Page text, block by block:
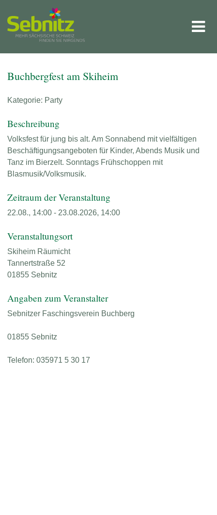
Buchbergfest am Skiheim
Kategorie: Party
Beschreibung
Volksfest für jung bis alt. Am Sonnabend mit vielfältigen
Beschäftigungsangeboten für Kinder, Abends Musik und
Tanz im Bierzelt. Sonntags Frühschoppen mit
Blasmusik/Volksmusik.
Zeitraum der Veranstaltung
22.08., 14:00 - 23.08.2026, 14:00
Veranstaltungsort
Skiheim Räumicht
Tannertstraße 52
01855 Sebnitz
Angaben zum Veranstalter
Sebnitzer Faschingsverein Buchberg
01855 Sebnitz
Telefon: 035971 5 30 17